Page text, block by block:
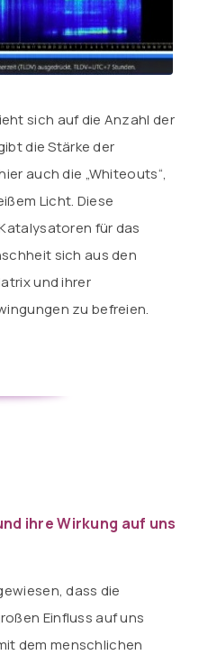
sich auf die Anzahl der
die Stärke der
auch die „Whiteouts“,
Licht. Diese
für das
sich aus den
und ihrer
zu befreien.
ihre Wirkung auf uns
dass die
Einfluss auf uns
dem menschlichen